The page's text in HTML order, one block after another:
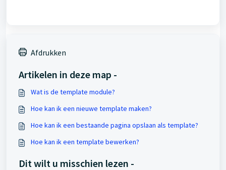
Afdrukken
Artikelen in deze map -
Wat is de template module?
Hoe kan ik een nieuwe template maken?
Hoe kan ik een bestaande pagina opslaan als template?
Hoe kan ik een template bewerken?
Dit wilt u misschien lezen -